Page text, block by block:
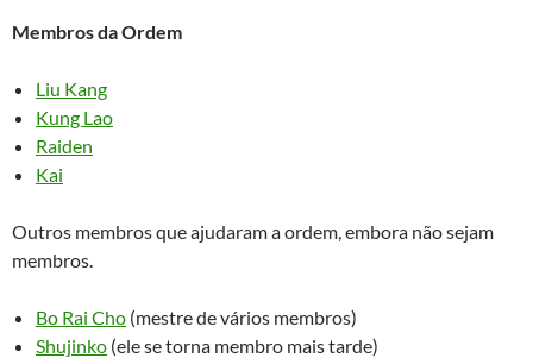
Membros da Ordem
Liu Kang
Kung Lao
Raiden
Kai
Outros membros que ajudaram a ordem, embora não sejam
membros.
Bo Rai Cho (mestre de vários membros)
Shujinko (ele se torna membro mais tarde)